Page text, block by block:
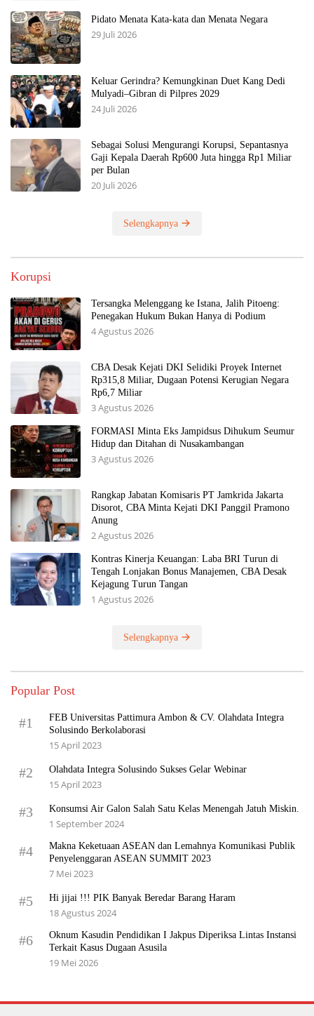
Pidato Menata Kata-kata dan Menata Negara
29 Juli 2026
Keluar Gerindra? Kemungkinan Duet Kang Dedi
Mulyadi–Gibran di Pilpres 2029
24 Juli 2026
Sebagai Solusi Mengurangi Korupsi, Sepantasnya
Gaji Kepala Daerah Rp600 Juta hingga Rp1 Miliar
per Bulan
20 Juli 2026
Selengkapnya
Korupsi
Tersangka Melenggang ke Istana, Jalih Pitoeng:
Penegakan Hukum Bukan Hanya di Podium
4 Agustus 2026
CBA Desak Kejati DKI Selidiki Proyek Internet
Rp315,8 Miliar, Dugaan Potensi Kerugian Negara
Rp6,7 Miliar
3 Agustus 2026
FORMASI Minta Eks Jampidsus Dihukum Seumur
Hidup dan Ditahan di Nusakambangan
3 Agustus 2026
Rangkap Jabatan Komisaris PT Jamkrida Jakarta
Disorot, CBA Minta Kejati DKI Panggil Pramono
Anung
2 Agustus 2026
Kontras Kinerja Keuangan: Laba BRI Turun di
Tengah Lonjakan Bonus Manajemen, CBA Desak
Kejagung Turun Tangan
1 Agustus 2026
Selengkapnya
Popular Post
#1
FEB Universitas Pattimura Ambon & CV. Olahdata Integra
Solusindo Berkolaborasi
15 April 2023
#2 Olahdata Integra Solusindo Sukses Gelar Webinar
15 April 2023
#3 Konsumsi Air Galon Salah Satu Kelas Menengah Jatuh Miskin.
1 September 2024
#4
Makna Keketuaan ASEAN dan Lemahnya Komunikasi Publik
Penyelenggaran ASEAN SUMMIT 2023
7 Mei 2023
#5 Hi jijai !!! PIK Banyak Beredar Barang Haram
18 Agustus 2024
#6
Oknum Kasudin Pendidikan I Jakpus Diperiksa Lintas Instansi
Terkait Kasus Dugaan Asusila
19 Mei 2026